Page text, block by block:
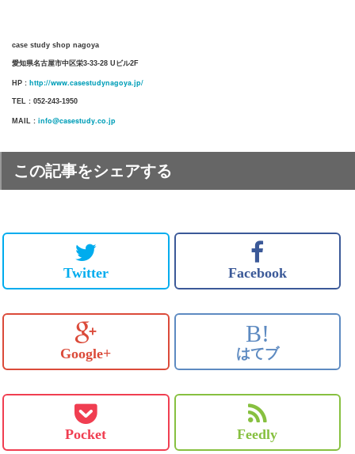
case study shop nagoya
愛知県名古屋市中区栄3-33-28 Uビル2F
HP : http://www.casestudynagoya.jp/
TEL : 052-243-1950
MAIL : info@casestudy.co.jp
この記事をシェアする
Twitter Facebook
Google+
B!
はてブ
Pocket Feedly